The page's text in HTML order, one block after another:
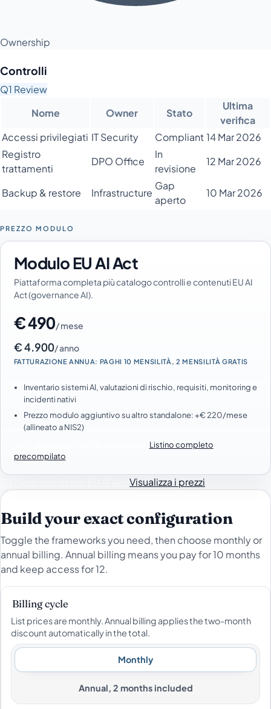
Ownership
Controlli
Q1 Review
Nome
Owner Stato
Ultima
verifica
Accessi privilegiati IT Security Compliant14 Mar 2026
Registro
trattamenti
DPO Office
In
revisione
12 Mar 2026
Backup & restore Infrastructure
Gap
aperto
10 Mar 2026
PREZZO MODULO
Modulo EU AI Act
Piattaforma completa più catalogo controlli e contenuti EU AI
Act (governance AI).
€ 490/ mese
€ 4.900/ anno
FATTURAZIONE ANNUA: PAGHI 10 MENSILITÀ, 2 MENSILITÀ GRATIS
Inventario sistemi AI, valutazioni di rischio, requisiti, monitoring e
incidenti nativi
Prezzo modulo aggiuntivo su altro standalone: +€ 220/mese
(allineato a NIS2)
Listino completo
precompilato
Visualizza i prezzi
Build your exact configuration
Toggle the frameworks you need, then choose monthly or
annual billing. Annual billing means you pay for 10 months
and keep access for 12.
Billing cycle
List prices are monthly. Annual billing applies the two-month
discount automatically in the total.
Monthly
Annual, 2 months included